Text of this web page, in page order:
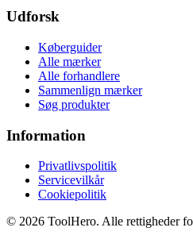
Udforsk
Køberguider
Alle mærker
Alle forhandlere
Sammenlign mærker
Søg produkter
Information
Privatlivspolitik
Servicevilkår
Cookiepolitik
© 2026 ToolHero. Alle rettigheder